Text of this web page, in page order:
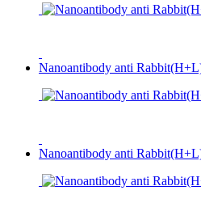
Nanoantibody anti
Nanoantibody anti